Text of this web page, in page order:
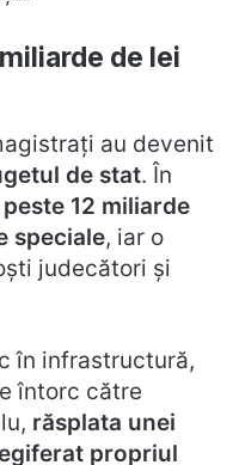
de lei
au devenit
de stat. În
12 miliarde
speciale, iar o
judecători și
în infrastructură,
întorc către
răsplata unei
propriul